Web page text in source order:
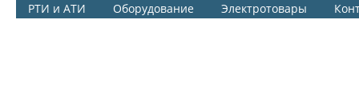
РТИ и АТИ
Оборудование Электротовары